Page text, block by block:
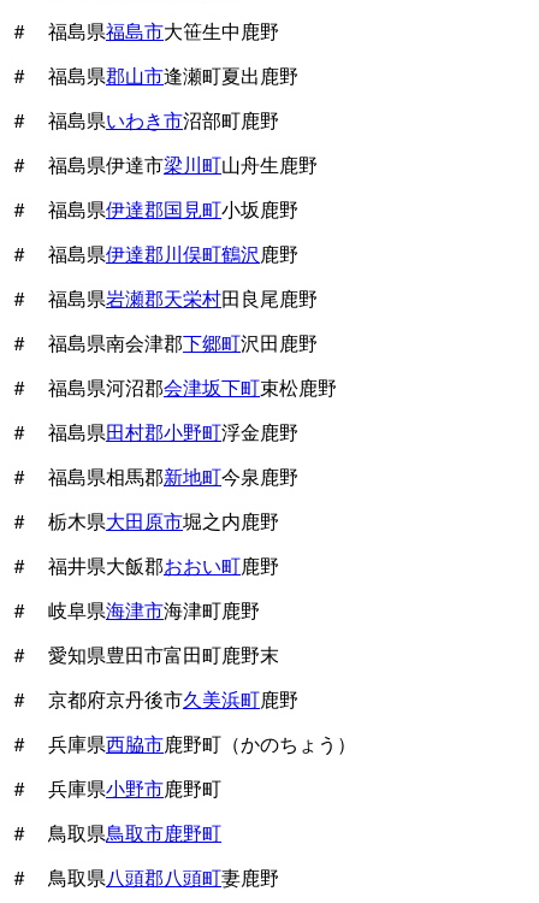
＃ 福島県福島市大笹生中鹿野
＃ 福島県郡山市逢瀬町夏出鹿野
＃ 福島県いわき市沼部町鹿野
＃ 福島県伊達市梁川町山舟生鹿野
＃ 福島県伊達郡国見町小坂鹿野
＃ 福島県伊達郡川俣町鶴沢 鹿野
＃ 福島県岩瀬郡天栄村田良尾鹿野
＃ 福島県南会津郡下郷町沢田鹿野
＃ 福島県河沼郡会津坂下町束松鹿野
＃ 福島県田村郡小野町浮金鹿野
＃ 福島県相馬郡新地町今泉鹿野
＃ 栃木県大田原市堀之内鹿野
＃ 福井県大飯郡おおい町鹿野
＃ 岐阜県海津市海津町鹿野
＃ 愛知県豊田市富田町鹿野末
＃ 京都府京丹後市久美浜町鹿野
＃ 兵庫県西脇市鹿野町（かのちょう）
＃ 兵庫県小野市鹿野町
＃ 鳥取県鳥取市鹿野町
＃ 鳥取県八頭郡八頭町妻鹿野